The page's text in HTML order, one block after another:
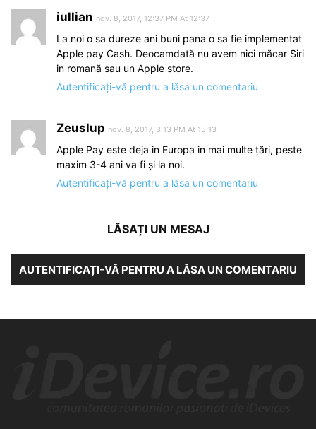
iullian nov. 8, 2017, 12:37 PM At 12:37
La noi o sa dureze ani buni pana o sa fie implementat
Apple pay Cash. Deocamdată nu avem nici măcar Siri
in romană sau un Apple store.
Autentificați-vă pentru a lăsa un comentariu
Zeuslup nov. 8, 2017, 3:13 PM At 15:13
Apple Pay este deja in Europa in mai multe țări, peste
maxim 3-4 ani va fi și la noi.
Autentificați-vă pentru a lăsa un comentariu
LĂSAȚI UN MESAJ
AUTENTIFICAȚI-VĂ PENTRU A LĂSA UN COMENTARIU